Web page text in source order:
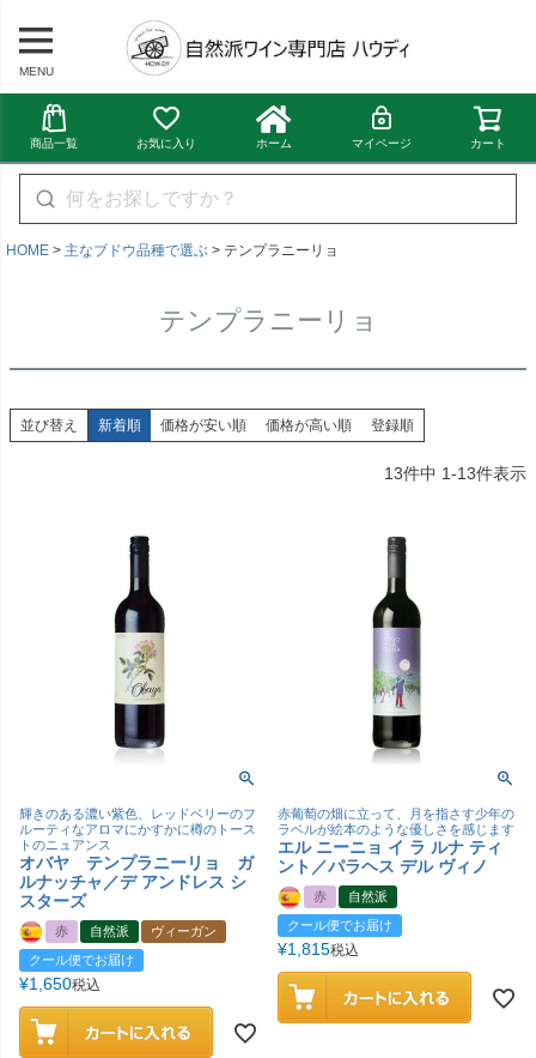
MENU
商品一覧 お気に入り ホーム マイページ カート
HOME 主なブドウ品種で選ぶ テンプラニーリョ
テンプラニーリョ
並び替え 新着順 価格が安い順 価格が高い順 登録順
13件中 1-13件表示
輝きのある濃い紫色、レッドベリーのフ
ルーティなアロマにかすかに樽のトース
トのニュアンス
オバヤ テンプラニーリョ ガ
ルナッチャ／デ アンドレス シ
スターズ
赤 自然派
ヴィーガン
クール便でお届け
¥1,650税込
赤葡萄の畑に立って、月を指さす少年の
ラベルが絵本のような優しさを感じます
エル ニーニョ イ ラ ルナ ティ
ント／パラヘス デル ヴィノ
赤
自然派
クール便でお届け
¥1,815税込